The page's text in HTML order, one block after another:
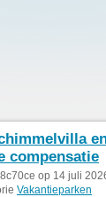
compensatie
op 14 juli
Vakantieparken